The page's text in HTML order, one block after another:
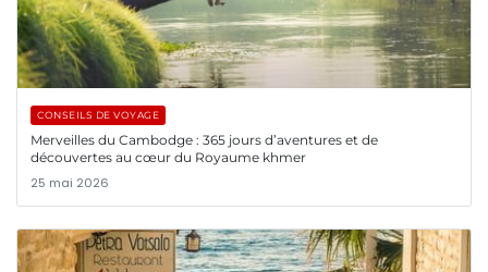
CONSEILS DE VOYAGE
Merveilles du Cambodge : 365 jours d’aventures et de
découvertes au cœur du Royaume khmer
25 mai 2026